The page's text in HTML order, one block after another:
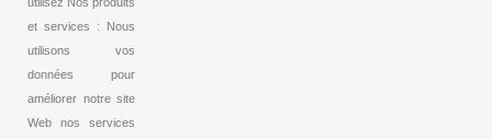
et services : Nous
utilisons vos
données pour
améliorer notre site
Web nos services